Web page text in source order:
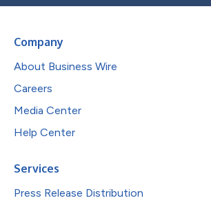
Company
About Business Wire
Careers
Media Center
Help Center
Services
Press Release Distribution